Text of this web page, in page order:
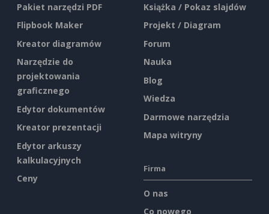
Pakiet narzędzi PDF
Flipbook Maker
Kreator diagramów
Narzędzie do
projektowania
graficznego
Edytor dokumentów
Kreator prezentacji
Edytor arkuszy
kalkulacyjnych
Ceny
Książka / Pokaz slajdów
Projekt / Diagram
Forum
Nauka
Blog
Wiedza
Darmowe narzędzia
Mapa witryny
Firma
O nas
Co nowego